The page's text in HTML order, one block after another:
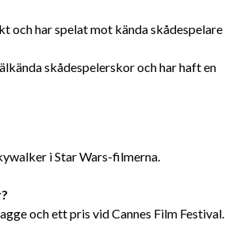
och har spelat mot kända skådespelare
skådespelerskor och har haft en
i Star Wars-filmerna.
och ett pris vid Cannes Film Festival.